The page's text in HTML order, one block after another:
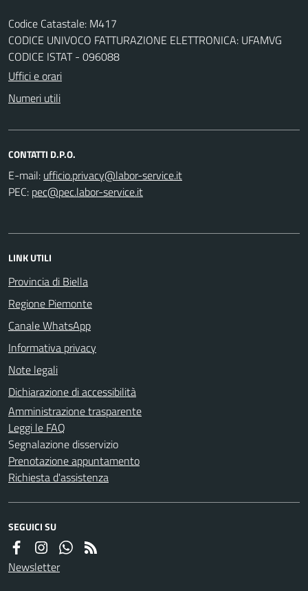
Codice Catastale: M417
CODICE UNIVOCO FATTURAZIONE ELETTRONICA: UFAMVG
CODICE ISTAT - 096088
Uffici e orari
Numeri utili
CONTATTI D.P.O.
E-mail:
PEC:
LINK UTILI
Provincia di Biella
Regione Piemonte
Canale WhatsApp
Informativa privacy
Note legali
Dichiarazione di accessibilità
Amministrazione trasparente
Leggi le FAQ
Segnalazione disservizio
Prenotazione appuntamento
Richiesta d'assistenza
SEGUICI SU
Newsletter